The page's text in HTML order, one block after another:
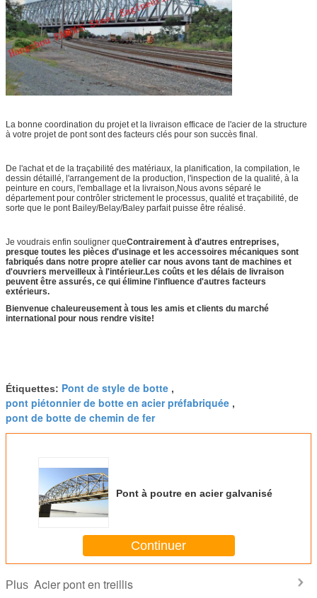
La bonne coordination du projet et la livraison efficace de l'acier de la structure
à votre projet de pont sont des facteurs clés pour son succès final.
De l'achat et de la traçabilité des matériaux, la planification, la compilation, le
dessin détaillé, l'arrangement de la production, l'inspection de la qualité, à la
peinture en cours, l'emballage et la livraison,Nous avons séparé le
département pour contrôler strictement le processus, qualité et traçabilité, de
sorte que le pont Bailey/Belay/Baley parfait puisse être réalisé.
Je voudrais enfin souligner queContrairement à d'autres entreprises,
presque toutes les pièces d'usinage et les accessoires mécaniques sont
fabriqués dans notre propre atelier car nous avons tant de machines et
d'ouvriers merveilleux à l'intérieur.Les coûts et les délais de livraison
peuvent être assurés, ce qui élimine l'influence d'autres facteurs
extérieurs.
Bienvenue chaleureusement à tous les amis et clients du marché
international pour nous rendre visite!
Étiquettes: Pont de style de botte ,
pont piétonnier de botte en acier préfabriquée ,
pont de botte de chemin de fer
Pont à poutre en acier galvanisé
Continuer
Plus Acier pont en treillis